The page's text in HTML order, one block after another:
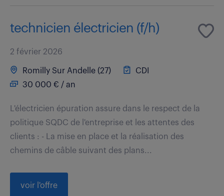
technicien électricien (f/h)
2 février 2026
Romilly Sur Andelle (27)
CDI
30 000 € / an
L'électricien épuration assure dans le respect de la
politique SQDC de l'entreprise et les attentes des
clients : - La mise en place et la réalisation des
chemins de câble suivant des plans...
voir l'offre